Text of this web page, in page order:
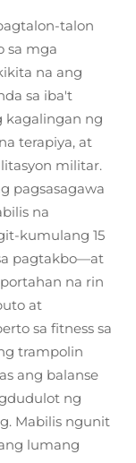
talon
sa mga
na ang
sa iba't
kagalingan ng
terapiya, at
militar.
pagsasagawa
na
kumulang 15
pagtakbo—at
na rin
at
sa fitness sa
trampolin
ang balanse
ng
Mabilis ngunit
lumang